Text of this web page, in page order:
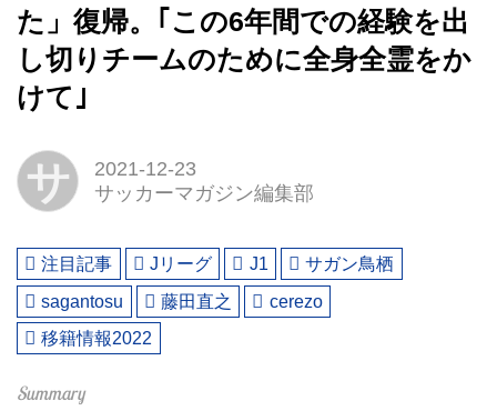
た」復帰。｢この6年間での経験を出
し切りチームのために全身全霊をか
けて｣
サ
2021-12-23
サッカーマガジン編集部
注目記事 Jリーグ J1
サガン鳥栖
sagantosu
藤田直之
cerezo
移籍情報2022